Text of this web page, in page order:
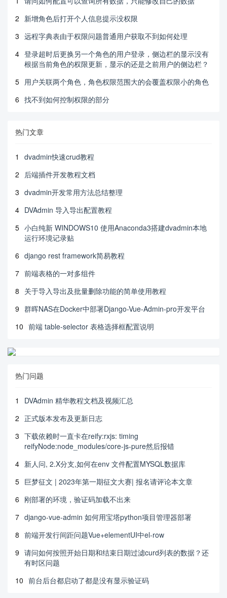
2 新增角色后打开个人信息提示没权限
3 远程字典表由于权限问题普通用户获取不到如何处理
4 登录超时后更换另一个角色的用户登录，侧边栏的显示没有
根据当前角色的权限更新，显示的还是之前用户的侧边栏？
5 用户关联两个角色，角色权限范围大的会覆盖权限小的角色
6 找不到如何控制权限的部分
热门文章
1
dvadmin快速crud教程
2 后端插件开发教程文档
3 dvadmin开发常用方法总结整理
4 DVAdmin 导入导出配置教程
5 小白纯新 WINDOWS10 使用Anaconda3搭建dvadmin本地
运行环境记录贴
6 django rest framework简易教程
7 前端表格的一对多组件
8 关于导入导出及批量删除功能的简单使用教程
9 群晖NAS在Docker中部署Django-Vue-Admin-pro开发平台
10 前端 table-selector 表格选择框配置说明
热门问题
1
DVAdmin 精华教程文档及视频汇总
2 正式版本发布及更新日志
3 下载依赖时一直卡在reify:rxjs: timing
reifyNode:node_modules/core-js-pure然后报错
4 新人问, 2.X分支,如何在env 文件配置MYSQL数据库
5 巨梦征文 | 2023年第一期征文大赛| 报名请评论本文章
6 刚部署的环境，验证码加载不出来
7 django-vue-admin 如何用宝塔python项目管理器部署
8 前端开发行间距问题Vue+elementUI中el-row
9 请问如何按照开始日期和结束日期过滤curd列表的数据？还
有时区问题
10 前台后台都启动了都是没有显示验证码